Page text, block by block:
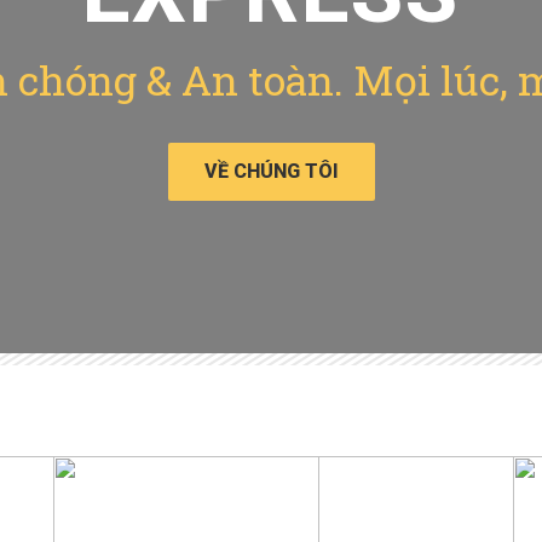
chóng & An toàn. Mọi lúc,
VỀ CHÚNG TÔI